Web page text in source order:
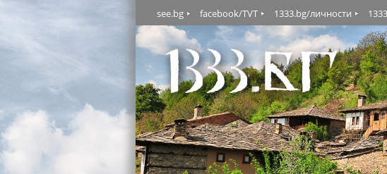
see.bg facebook/TVT 1333.bg/личности